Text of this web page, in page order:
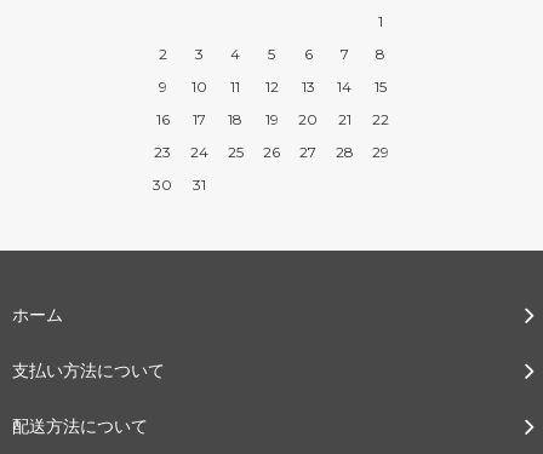
1
2
3 4 5 6 7
8
9
10 11 12 13 14
15
16
17 18 19 20 21
22
23
24 25 26 27 28
29
30
31
ホーム
支払い方法について
配送方法について